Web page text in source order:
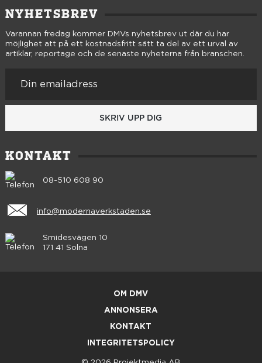
NYHETSBREV
Varannan fredag kommer DMVs nyhetsbrev ut där du har
möjlighet att på ett kostnadsfritt sätt ta del av ett urval av
artiklar, reportage och de senaste nyheterna från branschen.
SKRIV UPP DIG
KONTAKT
08-510 608 90
info@modernaverkstaden.se
Smidesvägen 10
171 41 Solna
OM DMV
ANNONSERA
KONTAKT
INTEGRITETSPOLICY